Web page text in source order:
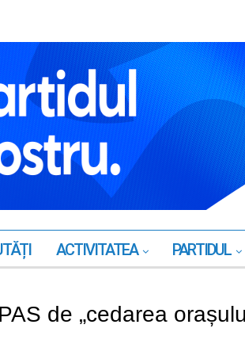
ACTIVITATEA PARTIDUL
de „cedarea